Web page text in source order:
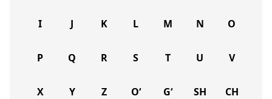
I J K L M N O
P Q R S T U V
X Y Z O‘ G‘ SH CH